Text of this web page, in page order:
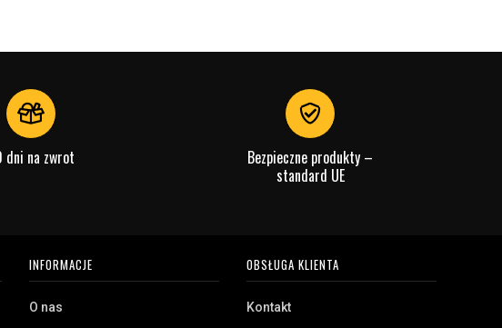
dni na zwrot
Bezpieczne produkty –
standard UE
INFORMACJE
O nas
OBSŁUGA KLIENTA
Kontakt